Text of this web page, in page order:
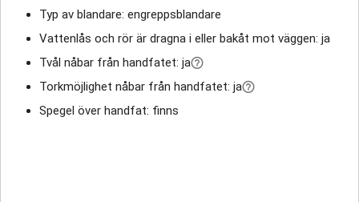
Typ av blandare: engreppsblandare
Vattenlås och rör är dragna i eller bakåt mot väggen: ja
Tvål nåbar från handfatet: ja
Torkmöjlighet nåbar från handfatet: ja
Spegel över handfat: finns